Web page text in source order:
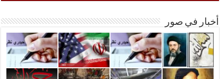
أخبار في صور